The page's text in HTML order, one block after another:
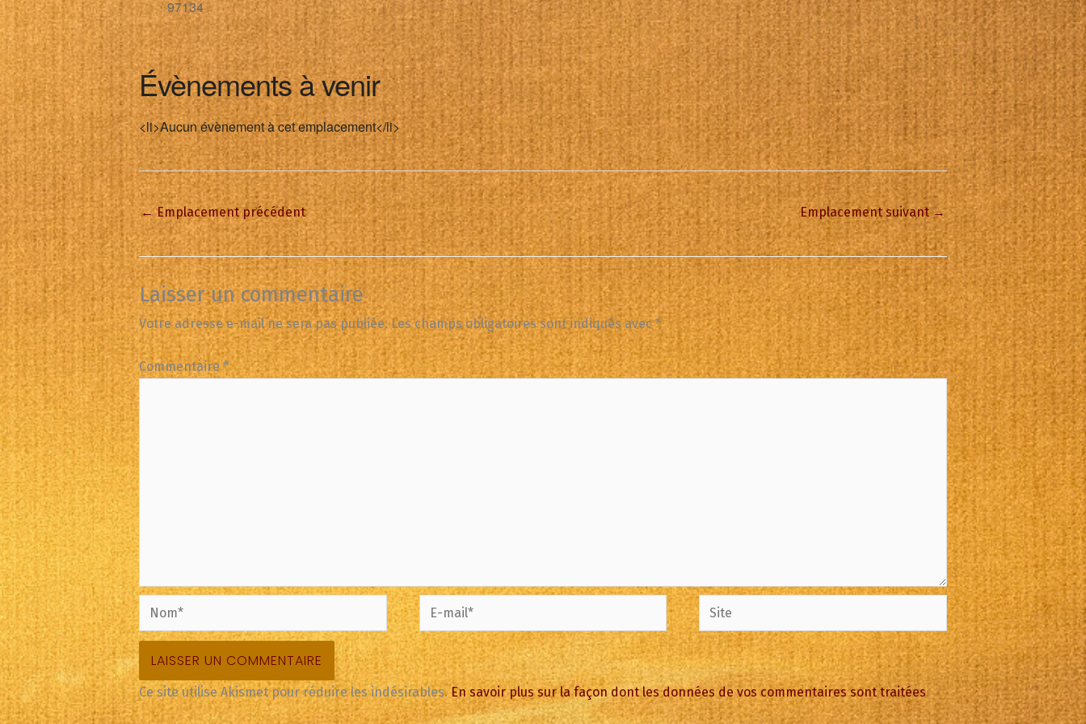
97134
Évènements à venir
<li>Aucun évènement à cet emplacement</li>
←Emplacement précédent Emplacement suivant→
Laisser un commentaire
Votre adresse e-mail ne sera pas publiée. Les champs obligatoires sont indiqués avec*
Commentaire*
Nom*
E-
mail*
Site
Ce site utilise Akismet pour réduire les indésirables.En savoir plus sur la façon dont les données de vos commentaires sont traitées.